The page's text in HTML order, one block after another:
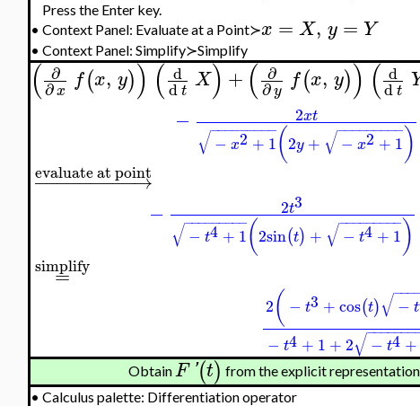
Press the Enter key.
• Context Panel: Evaluate at a Point≻x = X, y = Y
• Context Panel: Simplify≻Simplify
( ∂
∂x f(x, y))( d
dt X)+( ∂
∂y f(x, y))( d
dt
− 2xt
− x2 + 1
− −
−−−−−−−
√ (2y + − x2 + 1
− −
−−−−−−−
√ )
− →
−−−−−−−−
evaluate at point
− 2t3
− t4 + 1
− −
−−−−−−−
√ (2sin(t) + − t4 + 1
− −
−−−−−−−
√ )
=
simplify
2( − t3 +cos(t) − t
−−−
√
− t4 + 1 + 2 − t4 +
−−−−−−−
√
ObtainF '(t) from the explicit representation
• Calculus palette: Differentiation operator